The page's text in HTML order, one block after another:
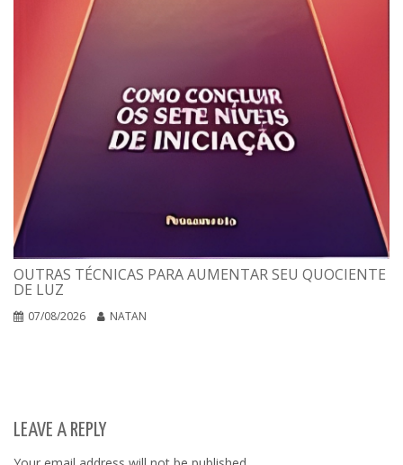
OUTRAS TÉCNICAS PARA AUMENTAR SEU QUOCIENTE
DE LUZ
07/08/2026 NATAN
LEAVE A REPLY